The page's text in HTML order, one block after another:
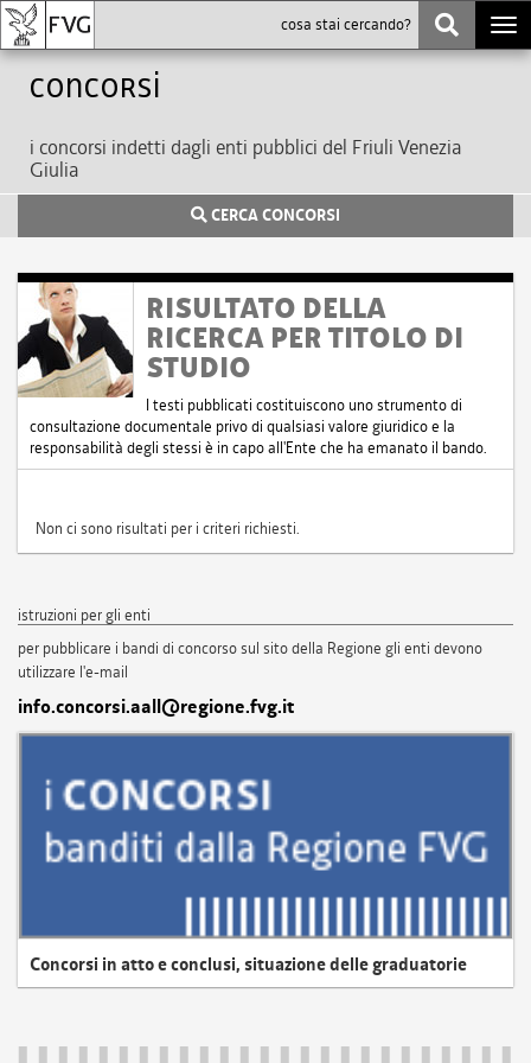
Concorsi
i concorsi indetti dagli enti pubblici del Friuli Venezia
Giulia
CERCA CONCORSI
RISULTATO DELLA
RICERCA PER TITOLO DI
STUDIO
I testi pubblicati costituiscono uno strumento di
consultazione documentale privo di qualsiasi valore giuridico e la
responsabilità degli stessi è in capo all'Ente che ha emanato il bando.
Non ci sono risultati per i criteri richiesti.
istruzioni per gli enti
per pubblicare i bandi di concorso sul sito della Regione gli enti devono
utilizzare l'e-mail
info.concorsi.aall@regione.fvg.it
Concorsi in atto e conclusi, situazione delle graduatorie